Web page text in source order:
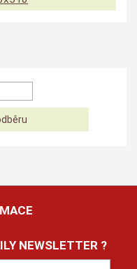
NEWSLETTER ?